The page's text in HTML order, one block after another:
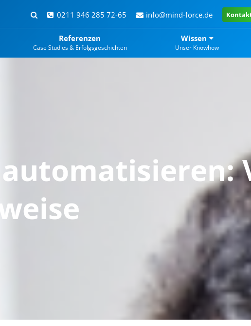
0211 946 285 72-65 info@mind-force.de
Referenzen
Case Studies & Erfolgsgeschichten
Wissen
Unser Knowhow
automatisieren: